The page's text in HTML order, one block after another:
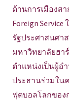
ด้านการเมืองสา
Foreign
รัฐประศาสนศาส
มหาวิทยาลัยฮา
ตำแหน่งเป็นผู้อ
ประธานร่วมใน
ฟุตบอลโลกของ